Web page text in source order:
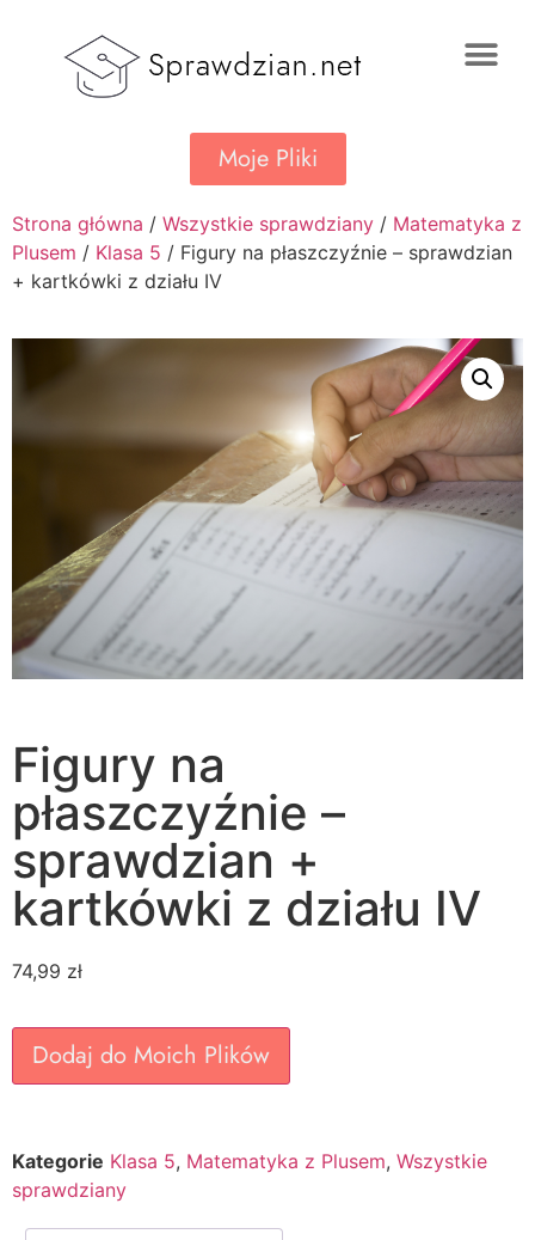
Moje Pliki
Strona główna / Wszystkie sprawdziany / Matematyka z
Plusem / Klasa 5 / Figury na płaszczyźnie – sprawdzian
+ kartkówki z działu IV
Figury na
płaszczyźnie –
sprawdzian +
kartkówki z działu IV
74,99 zł
Dodaj do Moich Plików
Kategorie Klasa 5, Matematyka z Plusem, Wszystkie
sprawdziany